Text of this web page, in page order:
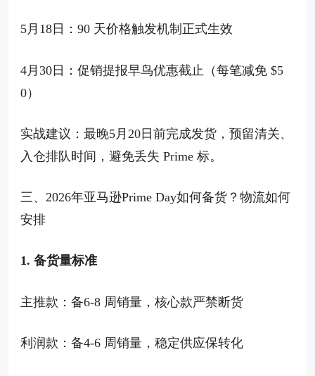
5月18日：90 天价格触发机制正式生效
4月30日：促销提报早鸟优惠截止（每笔减免 $5
0）
实战建议：最晚5月20日前完成发货，预留清关、
入仓排队时间，避免丢失 Prime 标。
三、2026年亚马逊Prime Day如何备货？物流如何
安排
1. 备货量标准
主推款：备6-8 周销量，核心款严禁断货
利润款：备4-6 周销量，稳定供应保转化